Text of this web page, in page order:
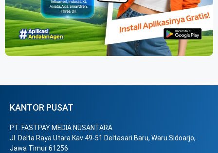
KANTOR PUSAT
PT. FASTPAY MEDIA NUSANTARA
Jl. Delta Raya Utara Kav 49-51 Deltasari Baru, Waru Sidoarjo,
Jawa Timur 61256